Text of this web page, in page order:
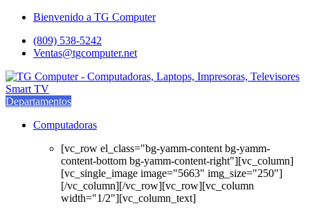
Saltar
navegación
saltar
contenido
Bienvenido a TG Computer
(809) 538-5242
Ventas@tgcomputer.net
Departamentos
Computadoras
[vc_row el_class="bg-yamm-content bg-yamm-
content-bottom bg-yamm-content-right"][vc_column]
[vc_single_image image="5663" img_size="250"]
[/vc_column][/vc_row][vc_row][vc_column
width="1/2"][vc_column_text]